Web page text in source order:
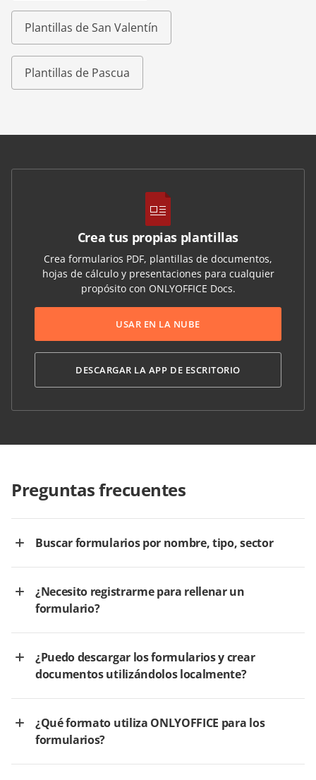
Plantillas de San Valentín
Plantillas de Pascua
Crea tus propias plantillas
Crea formularios PDF, plantillas de documentos,
hojas de cálculo y presentaciones para cualquier
propósito con ONLYOFFICE Docs.
USAR EN LA NUBE
DESCARGAR LA APP DE ESCRITORIO
Preguntas frecuentes
Buscar formularios por nombre, tipo, sector
¿Necesito registrarme para rellenar un
formulario?
¿Puedo descargar los formularios y crear
documentos utilizándolos localmente?
¿Qué formato utiliza ONLYOFFICE para los
formularios?